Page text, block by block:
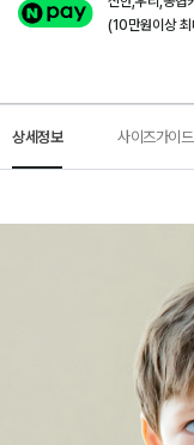
(10만원이상
상세정보 사이즈가이드